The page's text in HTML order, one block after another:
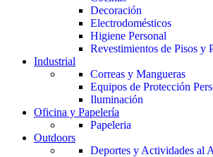
Decoración
Electrodomésticos
Higiene Personal
Revestimientos de Pisos y
Industrial
Correas y Mangueras
Equipos de Protección
Iluminación
Oficina y Papelería
Papeleria
Outdoors
Deportes y Actividades al